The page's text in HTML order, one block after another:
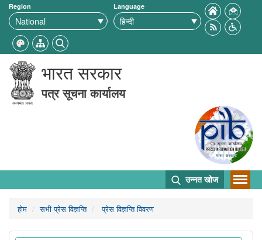
Region Language
भारत सरकार
पत्र सूचना कार्यालय
उन्नत खोज
होम सभी प्रेस विज्ञप्ति प्रेस विज्ञप्ति विवरण